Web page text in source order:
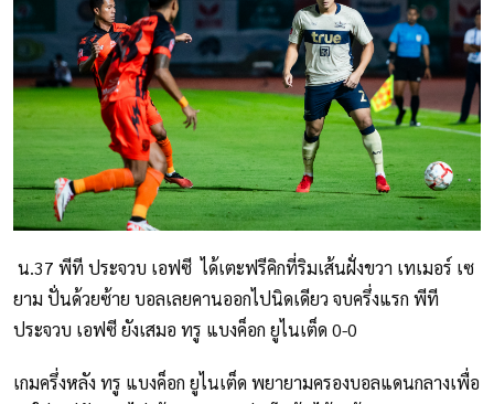
น.37 พีที ประจวบ เอฟซี ได้เตะฟรีคิกที่ริมเส้นฝั่งขวา เทเมอร์ เซ
ยาม ปั่นด้วยซ้าย บอลเลยคานออกไปนิดเดียว จบครึ่งแรก พีที
ประจวบ เอฟซี ยังเสมอ ทรู แบงค็อก ยูไนเต็ด 0-0
เกมครึ่งหลัง ทรู แบงค็อก ยูไนเต็ด พยายามครองบอลแดนกลางเพื่อ